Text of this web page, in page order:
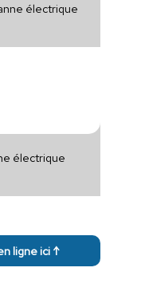
électrique
électrique
ligne ici ↑